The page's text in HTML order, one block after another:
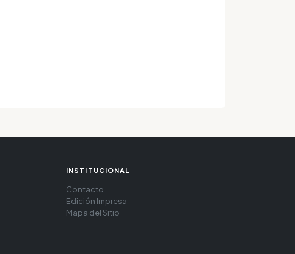
INSTITUCIONAL
Contacto
Edición Impresa
Mapa del Sitio